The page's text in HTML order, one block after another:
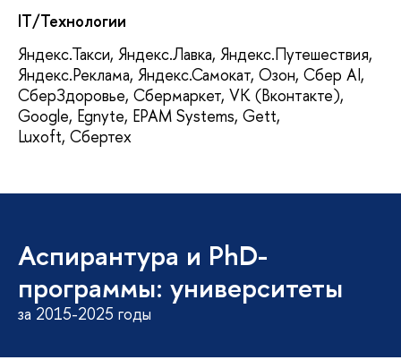
IT/Технологии
Яндекс.Такси, Яндекс.Лавка, Яндекс.Путешествия,
Яндекс.Реклама, Яндекс.Самокат, Озон, Сбер AI,
СберЗдоровье, Сбермаркет, VK (Вконтакте),
Google, Egnyte, EPAM Systems, Gett,
Luxoft, Сбертех
Аспирантура и PhD-
программы: университеты
за 2015-2025 годы